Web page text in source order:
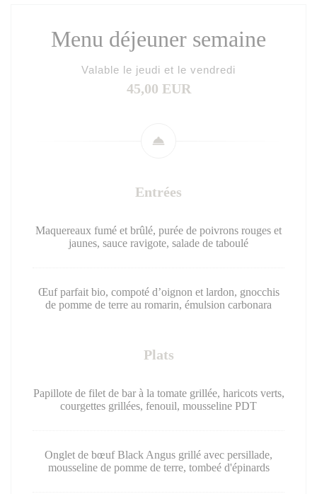
Menu déjeuner semaine
Valable le jeudi et le vendredi
45,00 EUR
Entrées
Maquereaux fumé et brûlé, purée de poivrons rouges et
jaunes, sauce ravigote, salade de taboulé
Œuf parfait bio, compoté d’oignon et lardon, gnocchis
de pomme de terre au romarin, émulsion carbonara
Plats
Papillote de filet de bar à la tomate grillée, haricots verts,
courgettes grillées, fenouil, mousseline PDT
Onglet de bœuf Black Angus grillé avec persillade,
mousseline de pomme de terre, tombeé d'épinards